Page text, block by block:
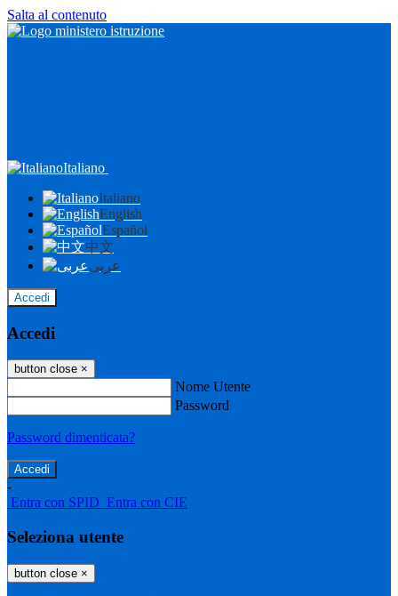
Salta al contenuto
Italiano
Italiano
English
Español
中文
عربى
Accedi
Accedi
button close ×
Nome Utente
Password
Password dimenticata?
-
Entra con SPID Entra con CIE
Seleziona utente
button close ×